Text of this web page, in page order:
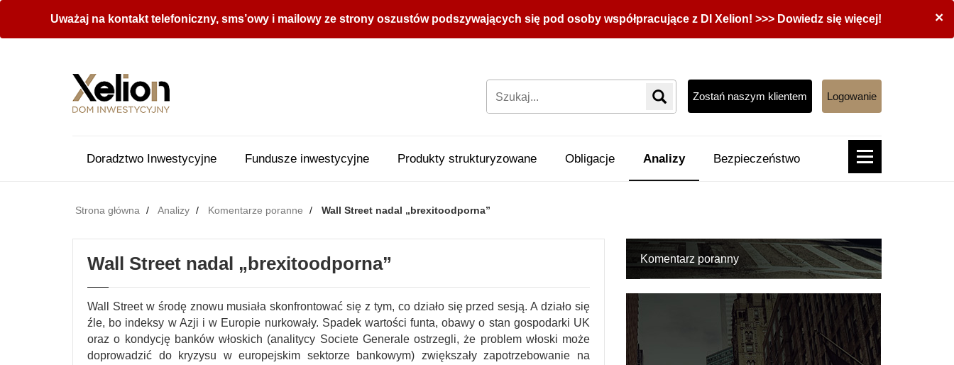
×
Uważaj na kontakt telefoniczny, sms’owy i mailowy ze strony oszustów podszywających się pod osoby współpracujące z DI Xelion! >>> Dowiedz się więcej!
Zostań naszym klientem Logowanie
Doradztwo Inwestycyjne Fundusze inwestycyjne Produkty strukturyzowane Obligacje Analizy Bezpieczeństwo
Strona główna Analizy Komentarze poranne Wall Street nadal „brexitoodporna”
Wall Street nadal „brexitoodporna”
Wall Street w środę znowu musiała skonfrontować się z tym, co działo się przed sesją. A działo się
źle, bo indeksy w Azji i w Europie nurkowały. Spadek wartości funta, obawy o stan gospodarki UK
oraz o kondycję banków włoskich (analitycy Societe Generale ostrzegli, że problem włoski może
doprowadzić do kryzysu w europejskim sektorze bankowym) zwiększały zapotrzebowanie na
Komentarz poranny